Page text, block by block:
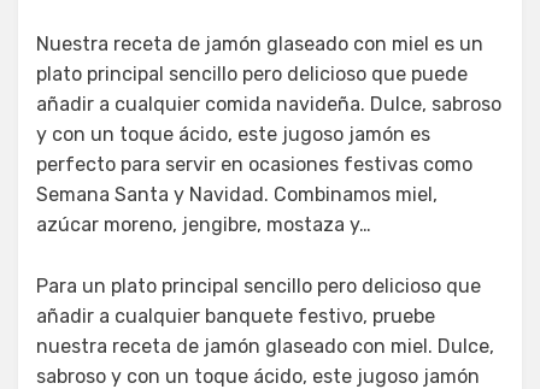
Nuestra receta de jamón glaseado con miel es un
plato principal sencillo pero delicioso que puede
añadir a cualquier comida navideña. Dulce, sabroso
y con un toque ácido, este jugoso jamón es
perfecto para servir en ocasiones festivas como
Semana Santa y Navidad. Combinamos miel,
azúcar moreno, jengibre, mostaza y…
Para un plato principal sencillo pero delicioso que
añadir a cualquier banquete festivo, pruebe
nuestra receta de jamón glaseado con miel. Dulce,
sabroso y con un toque ácido, este jugoso jamón